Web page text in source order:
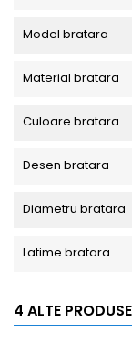
Model bratara
Material bratara
Culoare bratara
Desen bratara
Diametru bratara
Latime bratara
4 ALTE